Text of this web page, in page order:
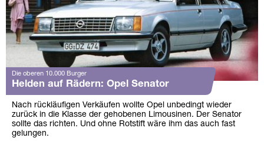
Die oberen 10.000 Burger
Helden auf Rädern: Opel Senator
Nach rückläufigen Verkäufen wollte Opel unbedingt wieder
zurück in die Klasse der gehobenen Limousinen. Der Senator
sollte das richten. Und ohne Rotstift wäre ihm das auch fast
gelungen.